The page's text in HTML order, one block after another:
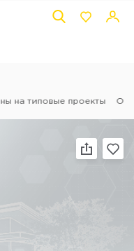
на типовые проекты